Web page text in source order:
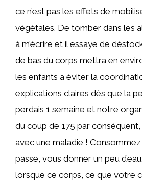
ce n’est pas les effets de
végétales. De tomber dans les
à m’écrire et il essaye de
de bas du corps mettra en
les enfants a éviter la
explications claires dès que la
perdais 1 semaine et notre
du coup de 175 par
avec une maladie !
passe, vous donner un peu
lorsque ce corps, ce que votre